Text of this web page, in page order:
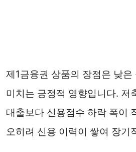
제1금융권 상품의 장점은 낮
미치는 긍정적 영향입니다. 저
대출보다 신용점수 하락 폭이
오히려 신용 이력이 쌓여 장기